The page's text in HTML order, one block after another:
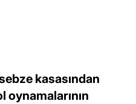
kasasından
oynamalarının